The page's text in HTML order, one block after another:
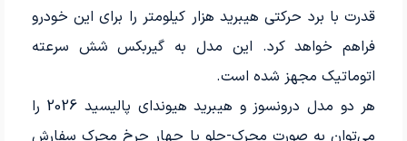
قدرت با برد حرکتی هیبرید هزار کیلومتر را برای این خودرو
فراهم خواهد کرد. این مدل به گیربکس شش سرعته
اتوماتیک مجهز شده است.
هر دو مدل درونسوز و هیبرید هیوندای پالیسید 2026 را